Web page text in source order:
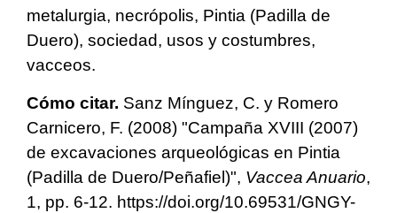
metalurgia, necrópolis, Pintia (Padilla de
Duero), sociedad, usos y costumbres,
vacceos.
Cómo citar. Sanz Mínguez, C. y Romero
Carnicero, F. (2008) "Campaña XVIII (2007)
de excavaciones arqueológicas en Pintia
(Padilla de Duero/Peñafiel)", Vaccea Anuario,
1, pp. 6-12. https://doi.org/10.69531/GNGY-